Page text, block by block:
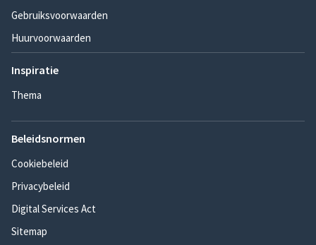
Gebruiksvoorwaarden
Huurvoorwaarden
Inspiratie
Thema
Beleidsnormen
Cookiebeleid
Privacybeleid
Digital Services Act
Sitemap